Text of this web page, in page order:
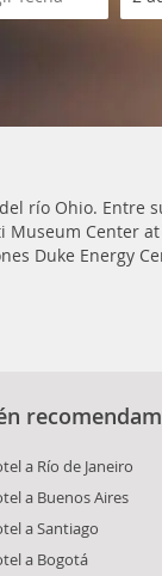
río Ohio. Entre
Center
Duke Energy
a Río de Janeiro
a Buenos Aires
a Santiago
a Bogotá